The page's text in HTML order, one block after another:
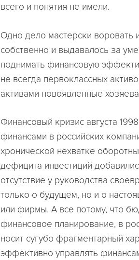
всего и понятия не имели.
Одно дело мастерски воровать
собственно и выдавалось за
поднимать финансовую
не всегда первоклассных
активами новоявленные
Финансовый кризис августа
финансами в российских
хронической нехватке
дефицита инвестиций
отсутствие у руководства
только о будущем, но и о
или фирмы. А все потому, что
финансовое планирование, в
носит сугубо фрагментарный
эффективно управлять